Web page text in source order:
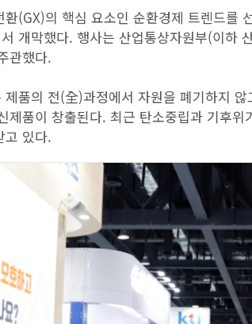
환(GX)의 핵심 요소인 순환경제 트렌드를
개막했다. 행사는 산업통상자원부(이하
관했다.
제품의 전(全)과정에서 자원을 폐기하지
제품이 창출된다. 최근 탄소중립과 기후
고 있다.